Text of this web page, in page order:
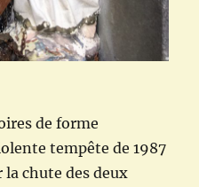
de forme
tempête de 1987
chute des deux